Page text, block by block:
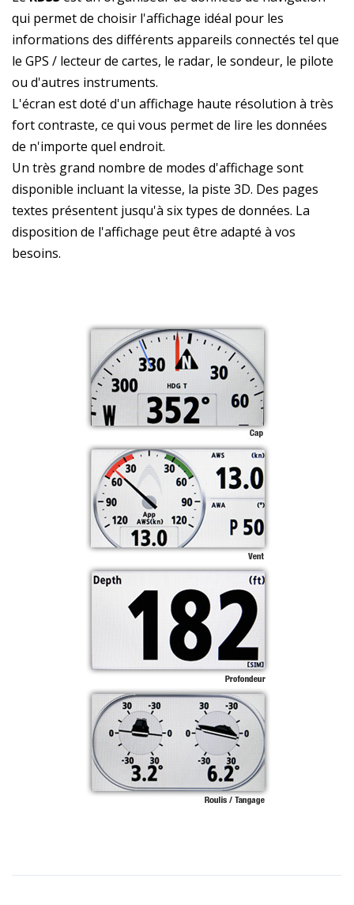
qui permet de choisir l'affichage idéal pour les
informations des différents appareils connectés tel que
le GPS / lecteur de cartes, le radar, le sondeur, le pilote
ou d'autres instruments.
L'écran est doté d'un affichage haute résolution à très
fort contraste, ce qui vous permet de lire les données
de n'importe quel endroit.
Un très grand nombre de modes d'affichage sont
disponible incluant la vitesse, la piste 3D. Des pages
textes présentent jusqu'à six types de données. La
disposition de l'affichage peut être adapté à vos
besoins.